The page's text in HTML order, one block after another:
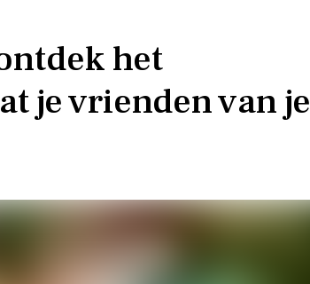
het
je vrienden van je